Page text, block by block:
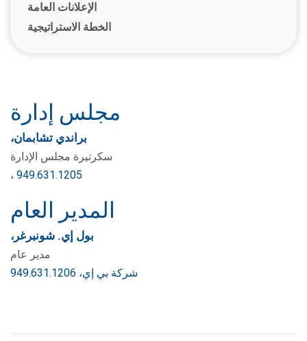
الإعلانات العامة
الخطة الاستراتيجية
مجلس إدارة
براندي تشابمان،
سكرتيرة مجلس الإدارة
، 949.631.1205
المدير العام
بول إي. شونبرغر،
مدير عام
شركة بي إي، 949.631.1206